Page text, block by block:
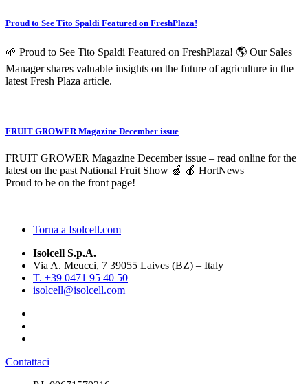
Proud to See Tito Spaldi Featured on FreshPlaza!
🌱 Proud to See Tito Spaldi Featured on FreshPlaza! 🌎 Our Sales
Manager shares valuable insights on the future of agriculture in the
latest Fresh Plaza article.
FRUIT GROWER Magazine December issue
FRUIT GROWER Magazine December issue – read online for the
latest on the past National Fruit Show 🍏 🍎 HortNews
Proud to be on the front page!
Torna a Isolcell.com
Isolcell S.p.A.
Via A. Meucci, 7 39055 Laives (BZ) – Italy
T. +39 0471 95 40 50
isolcell@isolcell.com
Contattaci